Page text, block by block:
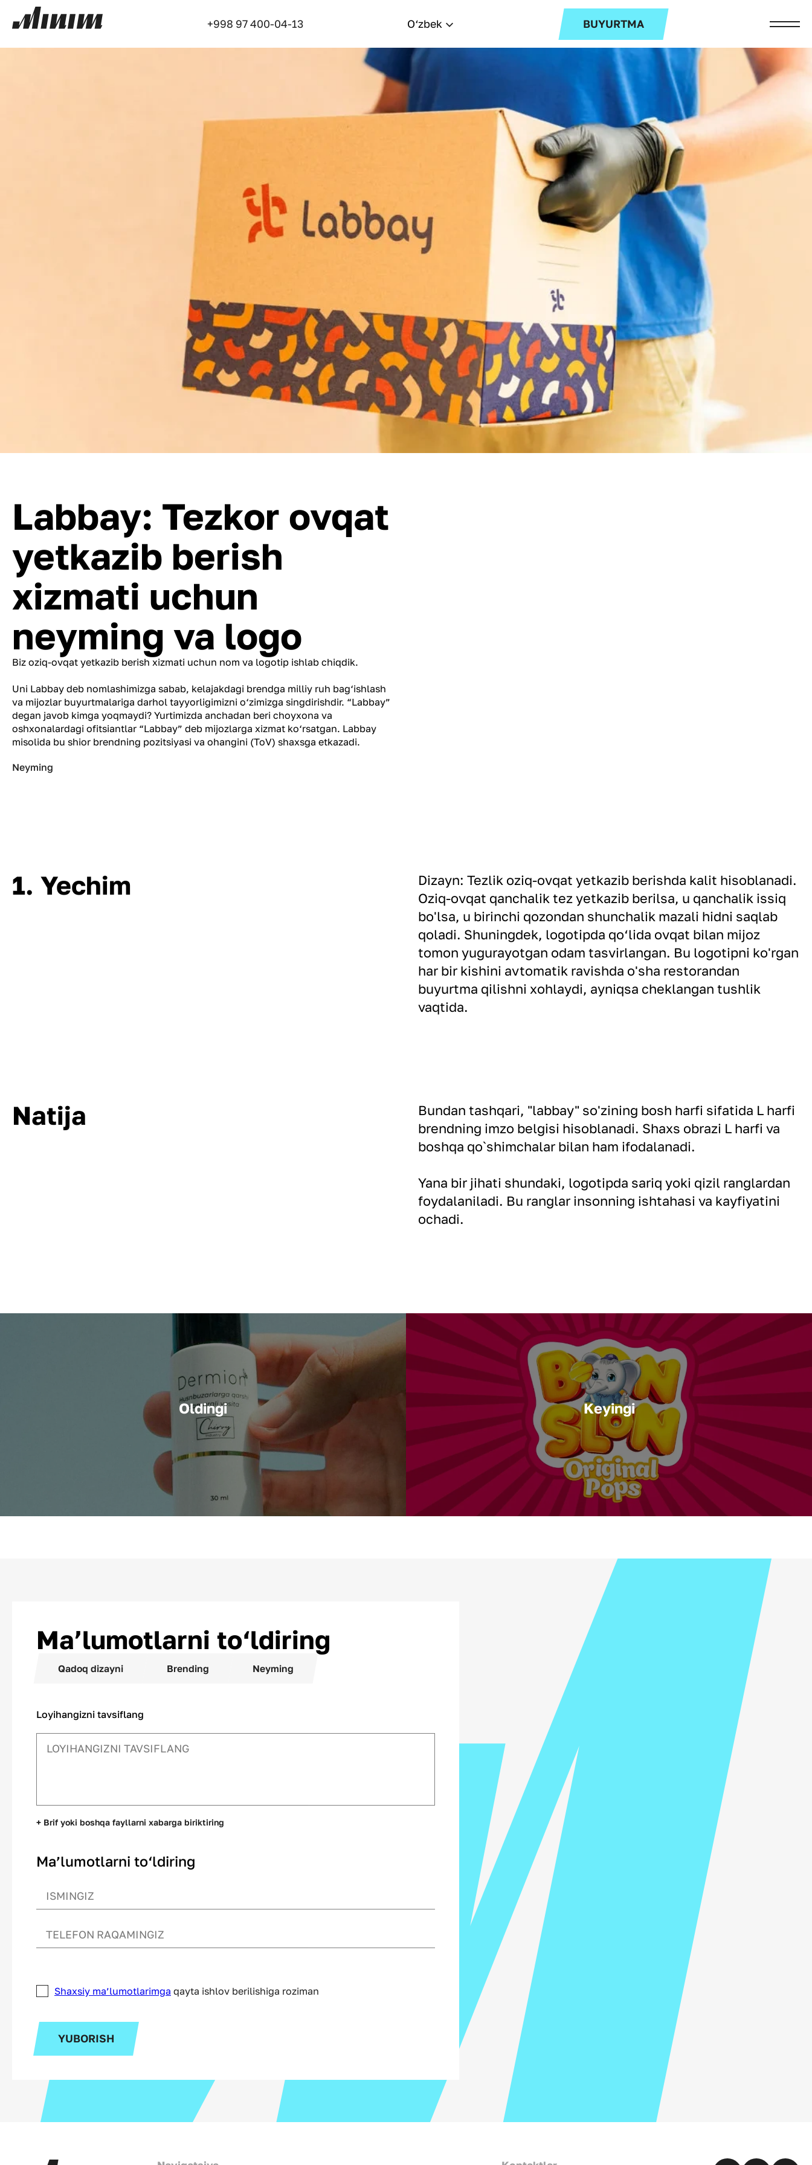
+998 97 400-04-13 O‘zbek BUYURTMA
Labbay: Tezkor ovqat
yetkazib berish
xizmati uchun
neyming va logo
Biz oziq-ovqat yetkazib berish xizmati uchun nom va logotip ishlab chiqdik.
Uni Labbay deb nomlashimizga sabab, kelajakdagi brendga milliy ruh bag‘ishlash
va mijozlar buyurtmalariga darhol tayyorligimizni o‘zimizga singdirishdir. “Labbay”
degan javob kimga yoqmaydi? Yurtimizda anchadan beri choyxona va
oshxonalardagi ofitsiantlar “Labbay” deb mijozlarga xizmat ko‘rsatgan. Labbay
misolida bu shior brendning pozitsiyasi va ohangini (ToV) shaxsga etkazadi.
Neyming
1. Yechim
Dizayn: Tezlik oziq-ovqat yetkazib berishda kalit hisoblanadi.
Oziq-ovqat qanchalik tez yetkazib berilsa, u qanchalik issiq
bo'lsa, u birinchi qozondan shunchalik mazali hidni saqlab
qoladi. Shuningdek, logotipda qo‘lida ovqat bilan mijoz
tomon yugurayotgan odam tasvirlangan. Bu logotipni ko'rgan
har bir kishini avtomatik ravishda o'sha restorandan
buyurtma qilishni xohlaydi, ayniqsa cheklangan tushlik
vaqtida.
Natija
Bundan tashqari, "labbay" so'zining bosh harfi sifatida L harfi
brendning imzo belgisi hisoblanadi. Shaxs obrazi L harfi va
boshqa qo`shimchalar bilan ham ifodalanadi.
Yana bir jihati shundaki, logotipda sariq yoki qizil ranglardan
foydalaniladi. Bu ranglar insonning ishtahasi va kayfiyatini
ochadi.
Oldingi Keyingi
Ma’lumotlarni to‘ldiring
Qadoq dizayni Brending Neyming
Loyihangizni tavsiflang
+ Brif yoki boshqa fayllarni xabarga biriktiring
Ma’lumotlarni to‘ldiring
Shaxsiy ma’lumotlarimga qayta ishlov berilishiga roziman
YUBORISH